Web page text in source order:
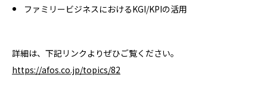
ファミリービジネスにおけるKGI/KPIの活用
​​​​​​​詳細は、下記リンクよりぜひご覧ください。
https://afos.co.jp/topics/82